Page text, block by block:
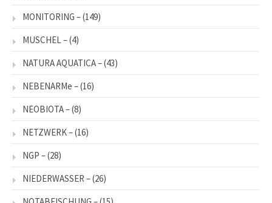
MONITORING –(149)
MUSCHEL –(4)
NATURA AQUATICA –(43)
NEBENARMe –(16)
NEOBIOTA –(8)
NETZWERK –(16)
NGP –(28)
NIEDERWASSER –(26)